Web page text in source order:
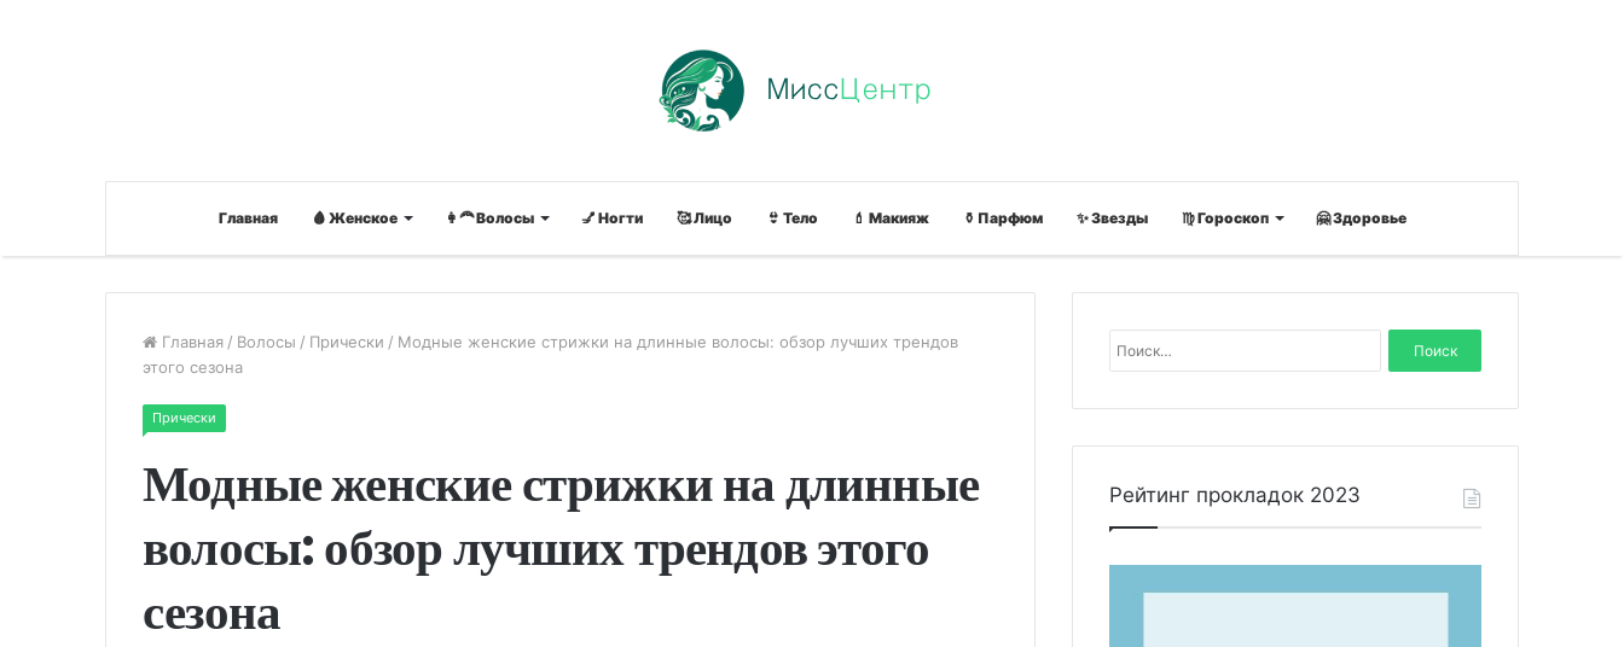
Главная 🩸 Женское 👩‍🦰 Волосы 💅 Ногти 🥰 Лицо 👙 Тело 💄 Макияж ⚱ Парфюм ✨ Звезды ♍ Гороскоп 🤗 Здоровье
Главная / Волосы / Прически / Модные женские стрижки на длинные волосы: обзор лучших трендов
этого сезона
Прически
Модные женские стрижки на длинные
волосы: обзор лучших трендов этого
сезона
а
и
Рейтинг прокладок 2023